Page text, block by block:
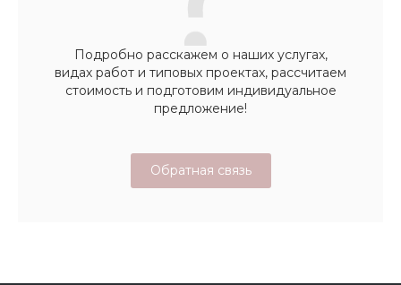
Подробно расскажем о наших услугах,
видах работ и типовых проектах, рассчитаем
стоимость и подготовим индивидуальное
предложение!
Обратная связь